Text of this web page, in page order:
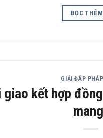
ĐỌC THÊM
GIẢI ĐÁP
giao kết hợp